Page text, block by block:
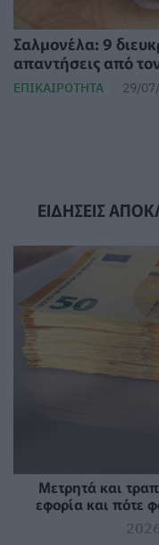
Σαλμονέλα: 9
απαντήσεις από
ΕΠΙΚΑΙΡΌΤΗΤΑ 29/
ΕΙΔΗΣΕΙΣ
Μετρητά και
εφορία και πότε